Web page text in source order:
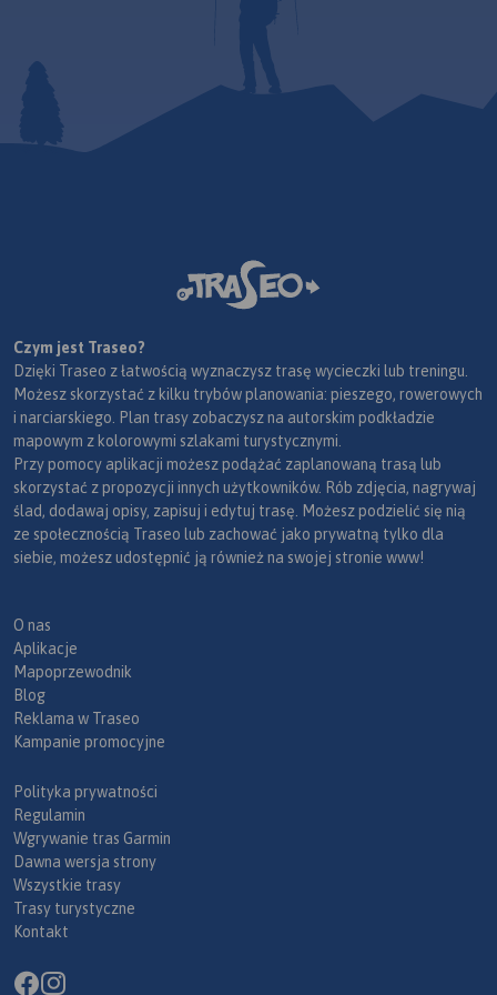
Czym jest Traseo?
Dzięki Traseo z łatwością wyznaczysz trasę wycieczki lub treningu.
Możesz skorzystać z kilku trybów planowania: pieszego, rowerowych
i narciarskiego. Plan trasy zobaczysz na autorskim podkładzie
mapowym z kolorowymi szlakami turystycznymi.
Przy pomocy aplikacji możesz podążać zaplanowaną trasą lub
skorzystać z propozycji innych użytkowników. Rób zdjęcia, nagrywaj
ślad, dodawaj opisy, zapisuj i edytuj trasę. Możesz podzielić się nią
ze społecznością Traseo lub zachować jako prywatną tylko dla
siebie, możesz udostępnić ją również na swojej stronie www!
O nas
Aplikacje
Mapoprzewodnik
Blog
Reklama w Traseo
Kampanie promocyjne
Polityka prywatności
Regulamin
Wgrywanie tras Garmin
Dawna wersja strony
Wszystkie trasy
Trasy turystyczne
Kontakt